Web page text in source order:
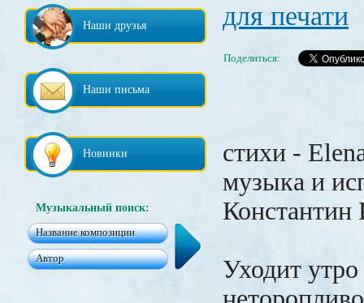
Наши друзья
Наши письма
Новинки
Музыкальный поиск:
для печати
Поделиться:
стихи -
музыка и
Константин
Уходит